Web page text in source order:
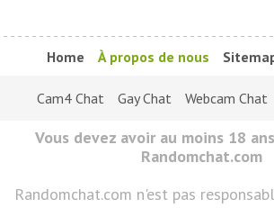
Home À propos de nous
Cam4 Chat Gay Chat Webcam Chat
Vous devez avoir au moins 18
Randomchat.com
Randomchat.com n'est pas